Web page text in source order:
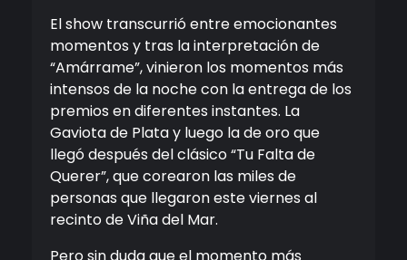
El show transcurrió entre emocionantes
momentos y tras la interpretación de
“Amárrame”, vinieron los momentos más
intensos de la noche con la entrega de los
premios en diferentes instantes. La
Gaviota de Plata y luego la de oro que
llegó después del clásico “Tu Falta de
Querer”, que corearon las miles de
personas que llegaron este viernes al
recinto de Viña del Mar.